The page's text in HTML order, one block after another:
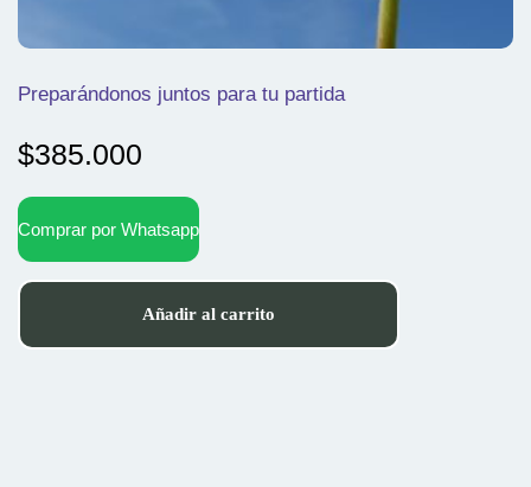
Preparándonos juntos para tu partida
$385.000
Comprar por Whatsapp
Añadir al carrito